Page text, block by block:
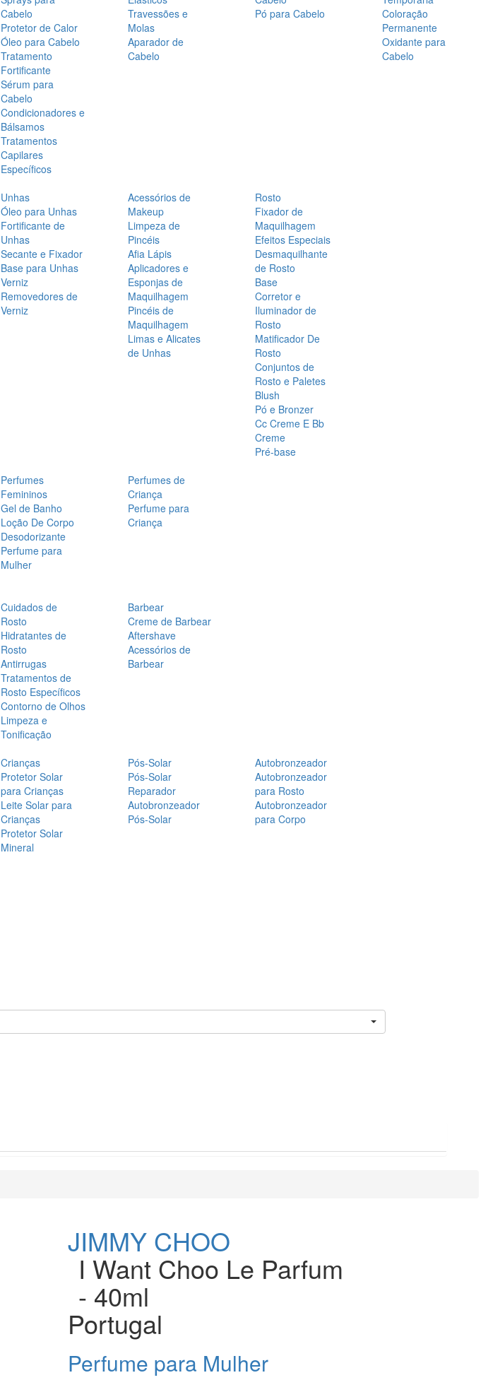
Cabelo
Protetor de Calor
Óleo para Cabelo
Tratamento
Fortificante
Sérum para
Cabelo
Condicionadores e
Bálsamos
Tratamentos
Capilares
Específicos
Travessões e
Molas
Aparador de
Cabelo
Pó para Cabelo
Coloração
Permanente
Oxidante para
Cabelo
Unhas
Óleo para Unhas
Fortificante de
Unhas
Secante e Fixador
Base para Unhas
Verniz
Removedores de
Verniz
Acessórios de
Makeup
Limpeza de
Pincéis
Afia Lápis
Aplicadores e
Esponjas de
Maquilhagem
Pincéis de
Maquilhagem
Limas e Alicates
de Unhas
Rosto
Fixador de
Maquilhagem
Efeitos Especiais
Desmaquilhante
de Rosto
Base
Corretor e
Iluminador de
Rosto
Matificador De
Rosto
Conjuntos de
Rosto e Paletes
Blush
Pó e Bronzer
Cc Creme E Bb
Creme
Pré-base
Perfumes
Femininos
Gel de Banho
Loção De Corpo
Desodorizante
Perfume para
Mulher
Perfumes de
Criança
Perfume para
Criança
Cuidados de
Rosto
Hidratantes de
Rosto
Antirrugas
Tratamentos de
Rosto Específicos
Contorno de Olhos
Limpeza e
Tonificação
Barbear
Creme de Barbear
Aftershave
Acessórios de
Barbear
Crianças
Protetor Solar
para Crianças
Leite Solar para
Crianças
Protetor Solar
Mineral
Pós-Solar
Pós-Solar
Reparador
Autobronzeador
Pós-Solar
Autobronzeador
Autobronzeador
para Rosto
Autobronzeador
para Corpo
JIMMY CHOO
I Want Choo Le Parfum
- 40ml
Portugal
Perfume para Mulher